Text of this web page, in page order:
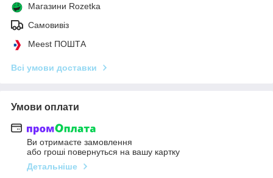
Магазини Rozetka
Самовивіз
Meest ПОШТА
Всі умови доставки
Умови оплати
Ви отримаєте замовлення
або гроші повернуться на вашу картку
Детальніше